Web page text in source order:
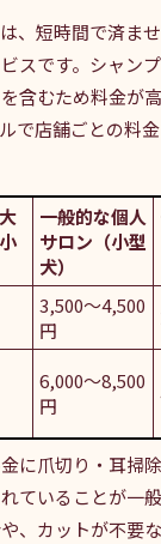
、短時間で済ま
スです。シャン
含むため料金が
で店舗ごとの料
一般的な個人
サロン（小型
犬）
3,500〜4,500
円
6,000〜8,500
円
に爪切り・耳掃
ていることが一
、カットが不要